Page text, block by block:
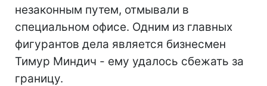
незаконным путем, отмывали в
специальном офисе. Одним из главных
фигурантов дела является бизнесмен
Тимур Миндич - ему удалось сбежать за
границу.